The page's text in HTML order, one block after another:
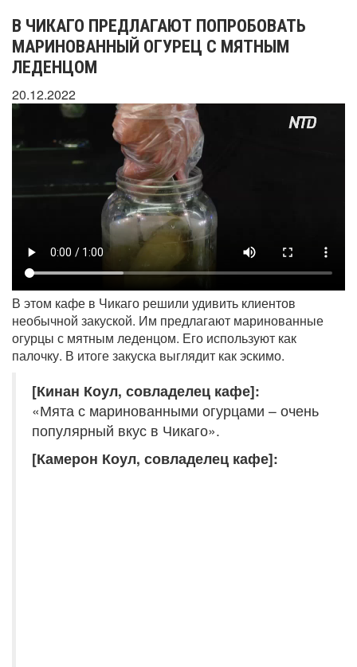
В ЧИКАГО ПРЕДЛАГАЮТ ПОПРОБОВАТЬ
МАРИНОВАННЫЙ ОГУРЕЦ С МЯТНЫМ
ЛЕДЕНЦОМ
20.12.2022
В этом кафе в Чикаго решили удивить клиентов
необычной закуской. Им предлагают маринованные
огурцы с мятным леденцом. Его используют как
палочку. В итоге закуска выглядит как эскимо.
[Кинан Коул, совладелец кафе]:
«Мята с маринованными огурцами – очень
популярный вкус в Чикаго».
[Камерон Коул, совладелец кафе]: